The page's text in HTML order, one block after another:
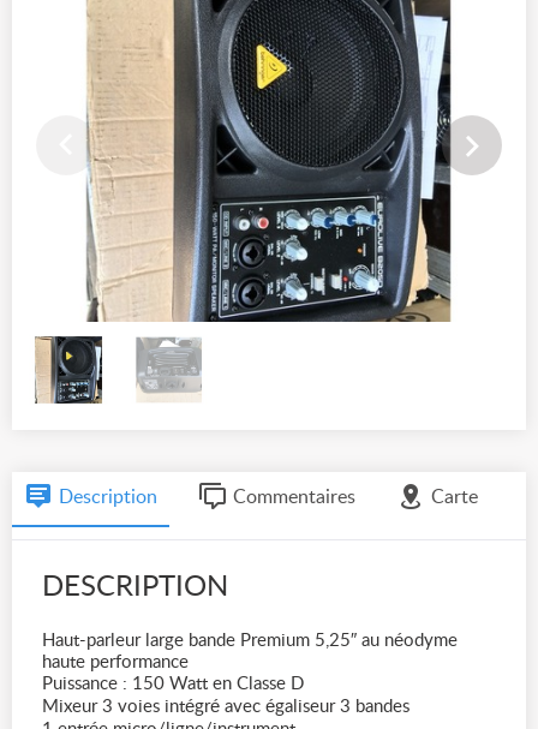
Description Commentaires Carte
DESCRIPTION
Haut-parleur large bande Premium 5,25″ au néodyme
haute performance
Puissance : 150 Watt en Classe D
Mixeur 3 voies intégré avec égaliseur 3 bandes